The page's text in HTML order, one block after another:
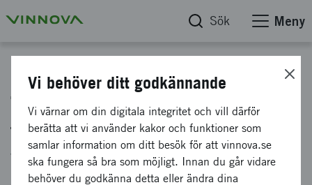
Sök Meny
Transport Security - preventing
theft from commercial
vehicles.
Vi behöver ditt godkännande
Vi värnar om din digitala integritet och vill därför
berätta att vi använder kakor och funktioner som
samlar information om ditt besök för att vinnova.se
ska fungera så bra som möjligt. Innan du går vidare
behöver du godkänna detta eller ändra dina